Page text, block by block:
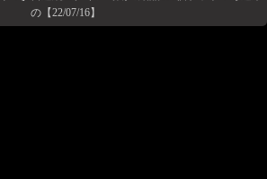
の【22/07/16】